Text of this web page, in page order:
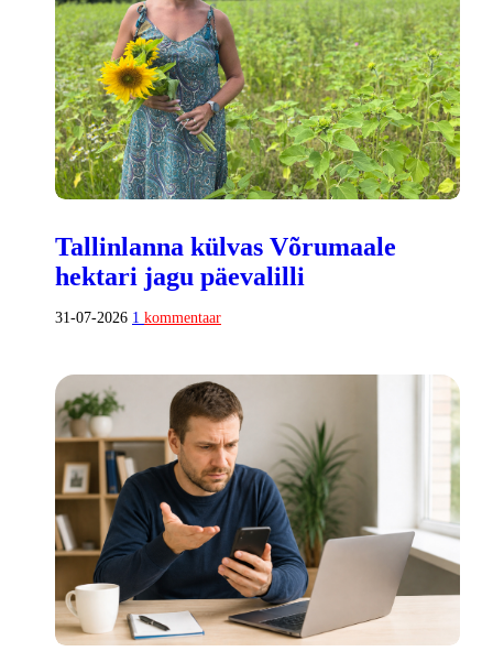
Tallinlanna külvas Võrumaale
hektari jagu päevalilli
31-07-2026 1 kommentaar